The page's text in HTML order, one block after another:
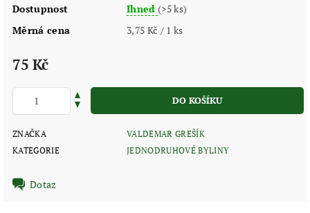
Dostupnost Ihned(>5 ks)
Měrná cena
3,75 Kč / 1 ks
75 Kč
ZNAČKA
VALDEMAR GREŠÍK
KATEGORIE
JEDNODRUHOVÉ BYLINY
Dotaz